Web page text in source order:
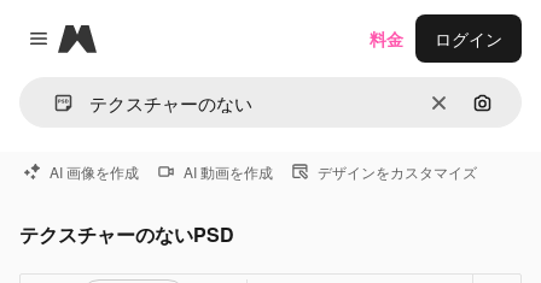
Close menu
Magnific
消去 画像で
料金 ログイン
AI 画像を作成 AI 動画を作成 デザインをカスタマイズ
テクスチャーのないPSD